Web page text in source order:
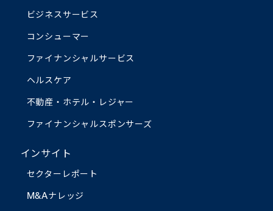
ビジネスサービス
コンシューマー
ファイナンシャルサービス
ヘルスケア
不動産・ホテル・レジャー
ファイナンシャルスポンサーズ
インサイト
セクターレポート
M&Aナレッジ